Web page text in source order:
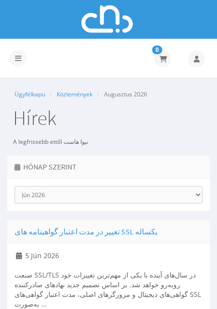
Váltás a navigációra
0
Ügyfélkapu Közlemények Augusztus 2026
Hírek
A legfrissebb ettől نیوا هاست
HÓNAP SZERINT
تغییر در مدت اعتبار گواهینامه های SSL یکساله
5 Jún 2026
صنعت SSL/TLS در سال‌های آینده با یکی از مهم‌ترین تغییرات خود
روبه‌رو خواهد شد. بر اساس تصمیم جدید نهادهای صادرکننده
گواهی‌های دیجیتال و مرورگرهای اصلی، مدت اعتبار گواهی‌های SSL
به‌صورت ...